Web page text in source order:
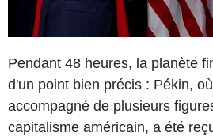
Pendant 48 heures, la planète
d'un point bien précis : Pékin,
accompagné de plusieurs
capitalisme américain, a été